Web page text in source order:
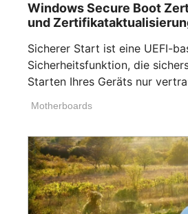
Windows Secure Boot
und
Sicherer Start ist eine UEFI-
Sicherheitsfunktion, die
Starten Ihres Geräts nur
Motherboards